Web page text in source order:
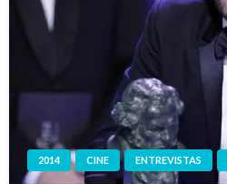
2014 CINE ENTREVISTAS